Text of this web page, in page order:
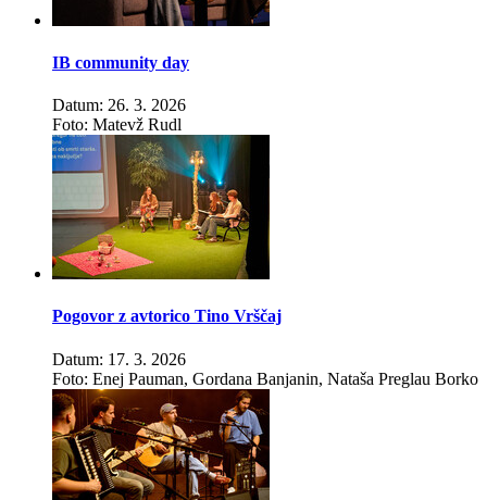
IB community day
Datum: 26. 3. 2026
Foto: Matevž Rudl
Pogovor z avtorico Tino Vrščaj
Datum: 17. 3. 2026
Foto: Enej Pauman, Gordana Banjanin, Nataša Preglau Borko